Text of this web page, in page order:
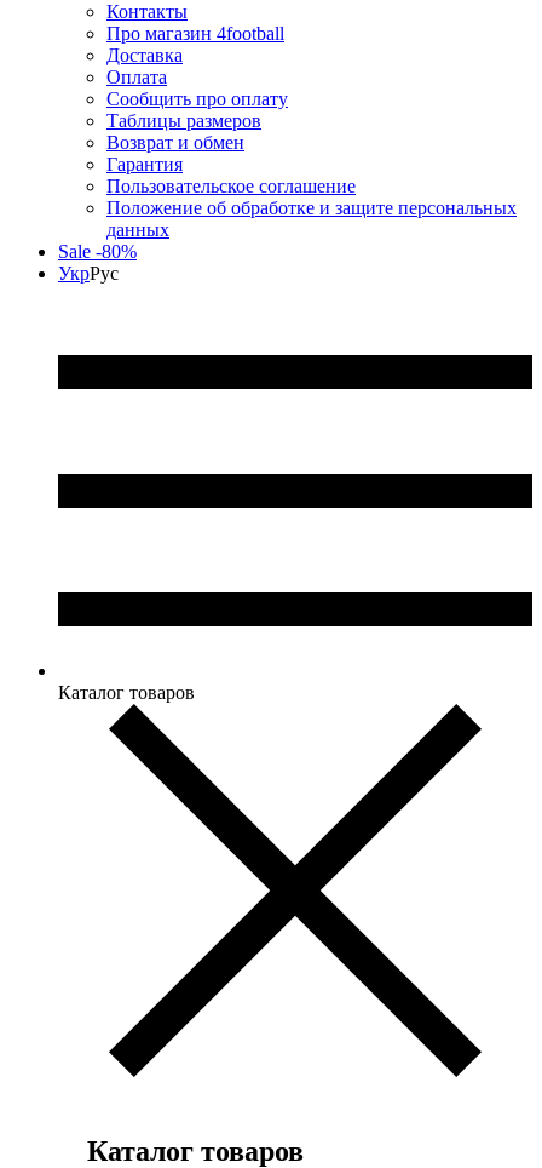
Контакты
Про магазин 4football
Доставка
Оплата
Сообщить про оплату
Таблицы размеров
Возврат и обмен
Гарантия
Пользовательское соглашение
Положение об обработке и защите персональных
данных
Sale -80%
УкрРус
Каталог товаров
Каталог товаров